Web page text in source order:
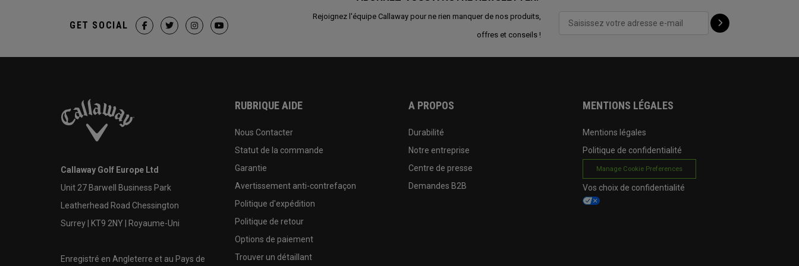
Rejoignez l'équipe Callaway pour ne rien manquer de nos produits,
offres et conseils !
GET SOCIAL
Callaway Golf Europe Ltd
Unit 27 Barwell Business Park
Leatherhead Road Chessington
Surrey | KT9 2NY | Royaume-Uni
Enregistré en Angleterre et au Pays de
RUBRIQUE AIDE
Nous Contacter
Statut de la commande
Garantie
Avertissement anti-contrefaçon
Politique d'expédition
Politique de retour
Options de paiement
Trouver un détaillant
A PROPOS
Durabilité
Notre entreprise
Centre de presse
Demandes B2B
MENTIONS LÉGALES
Mentions légales
Politique de confidentialité
Manage Cookie Preferences
Vos choix de confidentialité